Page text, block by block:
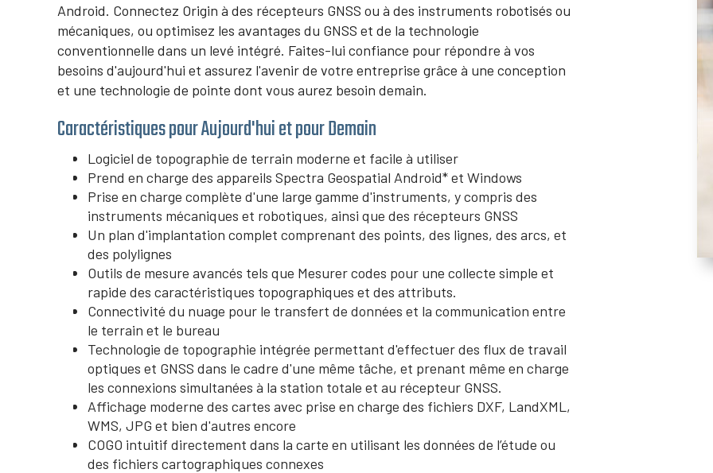
Android. Connectez Origin à des récepteurs GNSS ou à des instruments robotisés ou
mécaniques, ou optimisez les avantages du GNSS et de la technologie
conventionnelle dans un levé intégré. Faites-lui confiance pour répondre à vos
besoins d'aujourd'hui et assurez l'avenir de votre entreprise grâce à une conception
et une technologie de pointe dont vous aurez besoin demain.
Caractéristiques pour Aujourd'hui et pour Demain
Logiciel de topographie de terrain moderne et facile à utiliser
Prend en charge des appareils Spectra Geospatial Android* et Windows
Prise en charge complète d'une large gamme d'instruments, y compris des
instruments mécaniques et robotiques, ainsi que des récepteurs GNSS
Un plan d'implantation complet comprenant des points, des lignes, des arcs, et
des polylignes
Outils de mesure avancés tels que Mesurer codes pour une collecte simple et
rapide des caractéristiques topographiques et des attributs.
Connectivité du nuage pour le transfert de données et la communication entre
le terrain et le bureau
Technologie de topographie intégrée permettant d'effectuer des flux de travail
optiques et GNSS dans le cadre d'une même tâche, et prenant même en charge
les connexions simultanées à la station totale et au récepteur GNSS.
Affichage moderne des cartes avec prise en charge des fichiers DXF, LandXML,
WMS, JPG et bien d'autres encore
COGO intuitif directement dans la carte en utilisant les données de l’étude ou
des fichiers cartographiques connexes